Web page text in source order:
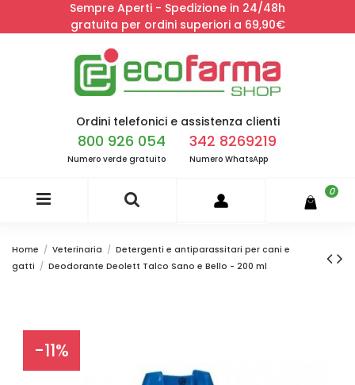
Sempre Aperti - Spedizione in 24/48h
gratuita per ordini superiori a 69,90€
Ordini telefonici e assistenza clienti
800 926 054
Numero verde gratuito
342 8269219
Numero WhatsApp
0
Home Veterinaria
Detergenti e antiparassitari per cani e
gatti
Deodorante Deolett Talco Sano e Bello - 200 ml
-11%